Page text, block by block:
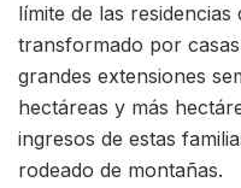
límite de las residencias
transformado por
grandes extensiones
hectáreas y más
ingresos de estas
rodeado de montañas.